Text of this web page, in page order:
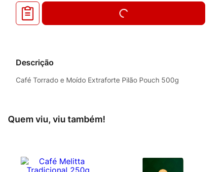
Descrição
Café Torrado e Moído Extraforte Pilão Pouch 500g
Quem viu, viu também!